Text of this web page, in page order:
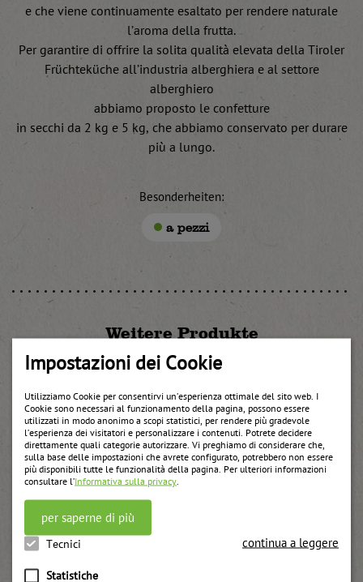
Impostazioni dei Cookie
Utilizziamo Cookie per consentirvi un’esperienza ottimale del sito web. I
Cookie sono necessari al funzionamento della pagina, possono essere
utilizzati in modo anonimo a scopi statistici, per rendere più gradevole
l’esperienza dei visitatori e personalizzare i contenuti. Potrete decidere
direttamente quali categorie autorizzare. Vi preghiamo di considerare che,
sulla base delle impostazioni che avrete configurato, potrebbero non essere
più disponibili tutte le funzionalità della pagina. Per ulteriori informazioni
consultare l’Informativa sulla privacy
per saperne di più
Tecnici
Statistiche
continua a leggere
e che viene continuamente esaltato per rendere naturale
l’aroma della frutta.
Per garantire di offrire la solita qualità elevata della Tiroler
Früchteküche all’industria alberghiera e al settore
alberghiero
abbiamo proposto le confetture
in secchi da 2 kg e 5 kg, che abbiamo conservato per durare
più a lungo.
Besonderheiten:
a pezzi
Weitere Produkte